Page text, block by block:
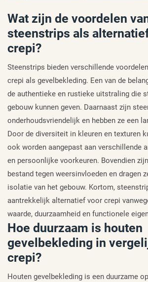
Wat zijn de voordelen
steenstrips als
crepi?
Steenstrips bieden verschillende
crepi als gevelbekleding. Een van de
de authentieke en rustieke uitstraling die
gebouw kunnen geven. Daarnaast zijn
onderhoudsvriendelijk en hebben ze een
Door de diversiteit in kleuren en texturen
ook worden aangepast aan verschillende
en persoonlijke voorkeuren. Bovendien
bestand tegen weersinvloeden en dragen
isolatie van het gebouw. Kortom,
aantrekkelijk alternatief voor crepi
waarde, duurzaamheid en functionele
Hoe duurzaam is houten
gevelbekleding in
crepi?
Houten gevelbekleding is een duurzame